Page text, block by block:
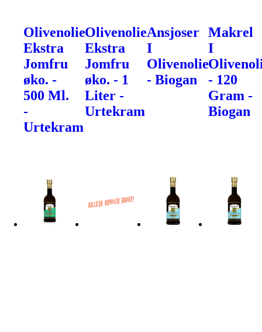
Olivenolie
Ekstra
Jomfru
øko. -
500 Ml.
-
Urtekram
Olivenolie
Ekstra
Jomfru
øko. - 1
Liter -
Urtekram
Ansjoser
I
Olivenolie
- Biogan
Makrel
I
- 120
Gram -
Biogan